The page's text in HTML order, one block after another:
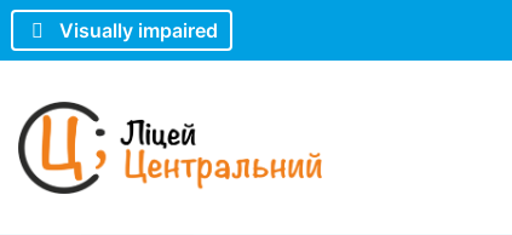
Visually impaired